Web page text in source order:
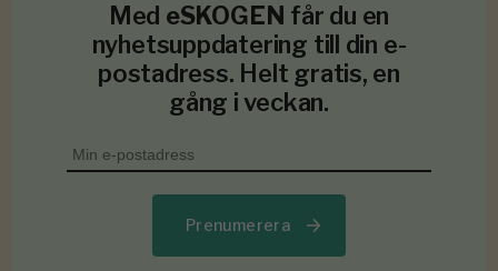
Med eSKOGEN får du en
nyhetsuppdatering till din e-
postadress. Helt gratis, en
gång i veckan.
Prenumerera